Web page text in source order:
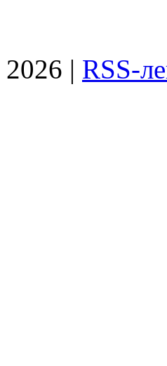
2026 | RSS-